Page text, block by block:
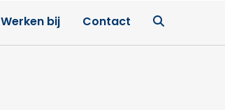
Werken bij Contact